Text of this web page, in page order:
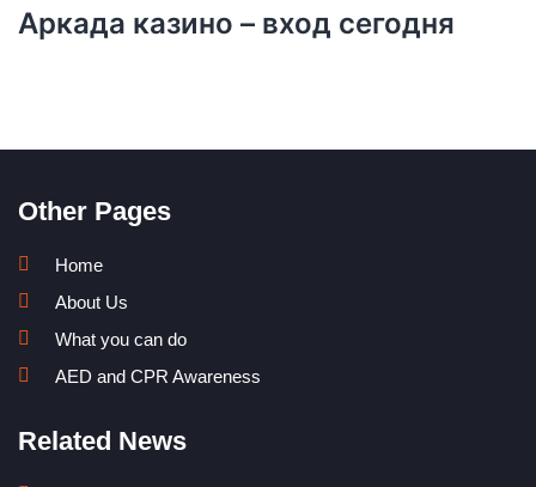
Аркада казино – вход сегодня
Other Pages
Home
About Us
What you can do
AED and CPR Awareness
Related News